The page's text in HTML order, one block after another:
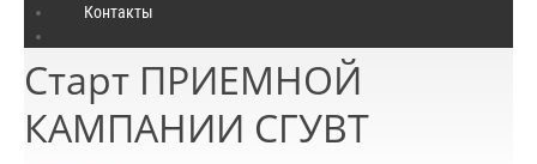
Контакты
Пятница, 21 июня 2024 16:20
Старт ПРИЕМНОЙ
КАМПАНИИ СГУВТ